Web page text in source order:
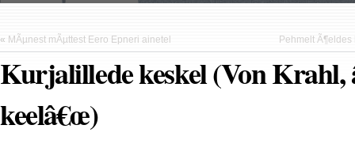
« MÃµnest mÃµttest Eero Epneri ainetel Pehmelt
Kurjalillede keskel (Von Krahl,
keelâ€œ)